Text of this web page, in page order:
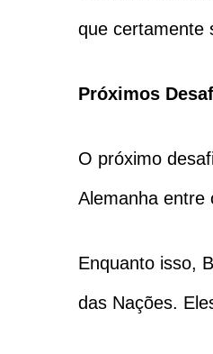
que certamente
Próximos
O próximo
Alemanha entre
Enquanto isso,
das Nações.